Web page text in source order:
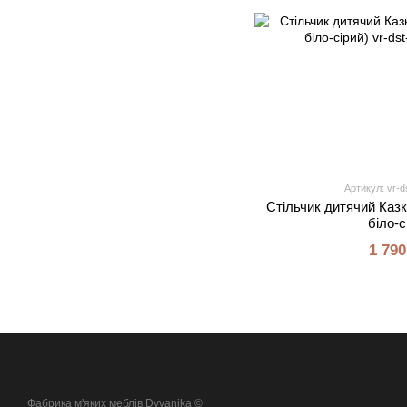
Артикул: vr-
Стільчик дитячий
біло-
1
Фабрика м'яких меблів Dyvanika ©